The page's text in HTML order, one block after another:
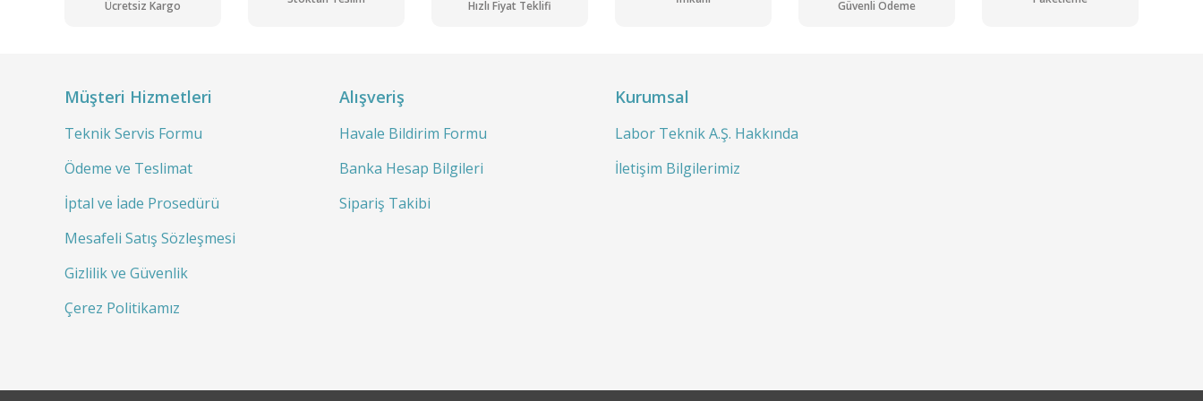
Elekromag SM 18 B (18 Litre-B Sınıfı) 121 °C... 134 °C / 18 L
Elekromag SM 23 B (23 Litre-B Sınıfı) Otoklav 121 - 134 °C / 23 L
141.397,25 TL
Ücretsiz Kargo
Hızlı Fiyat Teklifi
Güvenli Ödeme
Müşteri Hizmetleri
Teknik Servis Formu
Ödeme ve Teslimat
İptal ve İade Prosedürü
Mesafeli Satış Sözleşmesi
Gizlilik ve Güvenlik
Çerez Politikamız
Alışveriş
Havale Bildirim Formu
Banka Hesap Bilgileri
Sipariş Takibi
Kurumsal
Labor Teknik A.Ş. Hakkında
İletişim Bilgilerimiz